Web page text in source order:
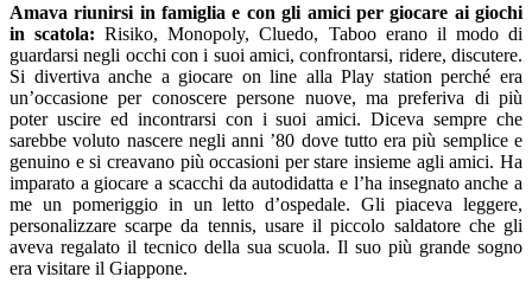
Amava riunirsi in famiglia e con gli amici per giocare ai giochi
in scatola: Risiko, Monopoly, Cluedo, Taboo erano il modo di
guardarsi negli occhi con i suoi amici, confrontarsi, ridere, discutere.
Si divertiva anche a giocare on line alla Play station perché era
un’occasione per conoscere persone nuove, ma preferiva di più
poter uscire ed incontrarsi con i suoi amici. Diceva sempre che
sarebbe voluto nascere negli anni ’80 dove tutto era più semplice e
genuino e si creavano più occasioni per stare insieme agli amici. Ha
imparato a giocare a scacchi da autodidatta e l’ha insegnato anche a
me un pomeriggio in un letto d’ospedale. Gli piaceva leggere,
personalizzare scarpe da tennis, usare il piccolo saldatore che gli
aveva regalato il tecnico della sua scuola. Il suo più grande sogno
era visitare il Giappone.